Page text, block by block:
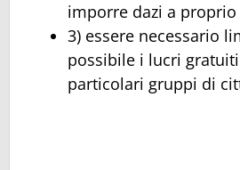
imporre dazi a
3) essere necessario
possibile i lucri
particolari gruppi di